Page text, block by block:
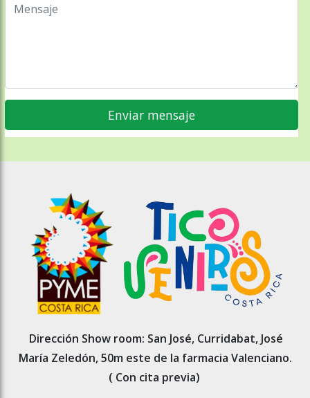
Dirección Show room: San José, Curridabat, José
María Zeledón, 50m este de la farmacia Valenciano.
( Con cita previa)